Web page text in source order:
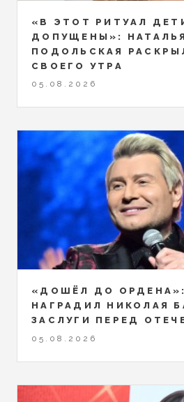
«В ЭТОТ РИТУАЛ
ДОПУЩЕНЫ»: НАТАЛЬЯ
ПОДОЛЬСКАЯ
СВОЕГО УТРА
05.08.2026
«ДОШЁЛ ДО
НАГРАДИЛ НИКОЛАЯ
ЗАСЛУГИ ПЕРЕД
05.08.2026